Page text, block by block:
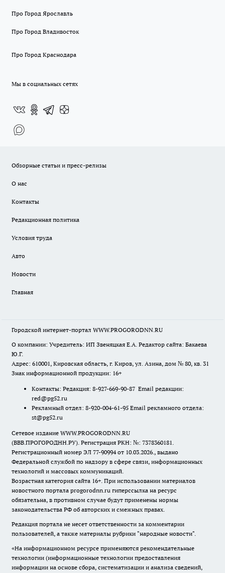
Про Город Ярославль
Про Город Владивосток
Про Город Краснодара
Мы в социальных сетях
Обзорные статьи и пресс-релизы
О нас
Контакты
Редакционная политика
Условия труда
Авто
Новости
Главная
Городской интернет-портал WWW.PROGORODNN.RU
О компании: Учредитель: ИП Звеняцкая Е.А. Редактор сайта: Бакаева
Ю.Г.
Адрес: 610001, Кировская область, г. Киров, ул. Азина, дом № 80, кв. 31
Знак информационной продукции: 16+
Контакты: Редакция: 8-927-669-90-87 Email редакции:
red@pg52.ru
Рекламный отдел: 8-920-004-61-95 Email рекламного отдела:
st@pg52.ru
Сетевое издание WWW.PROGORODNN.RU
(ВВВ.ПРОГОРОДНН.РУ). Регистрация РКН: №: 7378360181.
Регистрационный номер ЭЛ 77-90994 от 10.03.2026., выдано
Федеральной службой по надзору в сфере связи, информационных
технологий и массовых коммуникаций.
Возрастная категория сайта 16+. При использовании материалов
новостного портала progorodnn.ru гиперссылка на ресурс
обязательна, в противном случае будут применены нормы
законодательства РФ об авторских и смежных правах.
Редакция портала не несет ответственности за комментарии
пользователей, а также материалы рубрики "народные новости".
«На информационном ресурсе применяются рекомендательные
технологии (информационные технологии предоставления
информации на основе сбора, систематизации и анализа сведений,